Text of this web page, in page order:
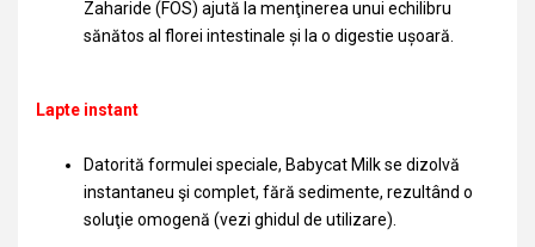
Zaharide (FOS) ajută la menţinerea unui echilibru
sănătos al florei intestinale și la o digestie ușoară.
Lapte instant
Datorită formulei speciale, Babycat Milk se dizolvă
instantaneu şi complet, fără sedimente, rezultând o
soluţie omogenă (vezi ghidul de utilizare).